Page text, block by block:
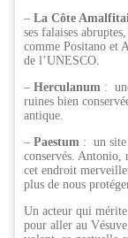
– La Côte
ses falaises
comme Positano et
de l’UNESCO.
– Herculanum:
ruines bien
antique.
– Paestum: un site
conservés. Antonio,
cet endroit
plus de nous
Un acteur qui
pour aller au